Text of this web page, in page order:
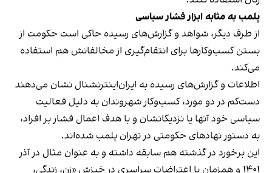
پلمب به مثابه ابزار فشار سیاسی
از طرف دیگر، شواهد و گزارش‌های رسیده حاکی است حکومت از
بستن کسب‌وکارها برای انتقام‌گیری از مخالفانش هم استفاده
می‌کند.
اطلاعات و گزارش‌های رسیده به ایران‌اینترنشنال نشان می‌دهند
دست‌کم در دو مورد، کسب‌وکار شهروندان به دلیل فعالیت
سیاسی خود آنها یا نزدیکانشان و با هدف اعمال فشار بر افراد،
به دستور نهادهای حکومتی در تهران پلمب شده‌اند.
این برخورد در گذشته هم سابقه داشته و به عنوان مثال در آذر
۱۴۰۱ و همزمان با اعتراضات سراسری در خیزش «زن، زندگی،